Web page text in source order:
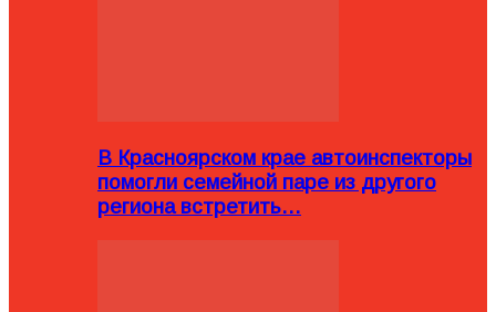
В Красноярском крае автоинспекторы
помогли семейной паре из другого
региона встретить…